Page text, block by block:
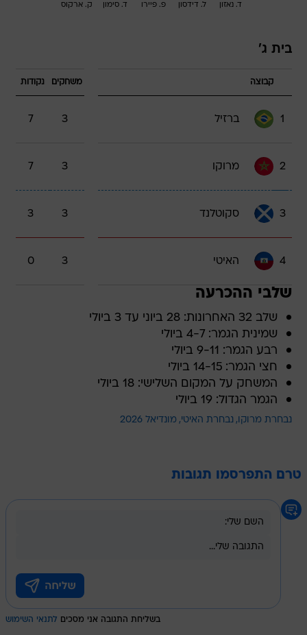
ק. ארקוס ד. סימון פ. פיירו ל. דידסון ד. נאזון
בית ג'
קבוצה משחקים נקודות
1 ברזיל 3
7
2 מרוקו 3
7
3 סקוטלנד 3
3
4 האיטי 3
0
שלבי ההכרעה
שלב 32 האחרונות: 28 ביוני עד 3 ביולי
שמינית הגמר: 4-7 ביולי
רבע הגמר: 9-11 ביולי
חצי הגמר: 14-15 ביולי
המשחק על המקום השלישי: 18 ביולי
הגמר הגדול: 19 ביולי
נבחרת מרוקו נבחרת האיטי מונדיאל 2026
טרם התפרסמו תגובות
בשליחת התגובה אני מסכים לתנאי השימוש